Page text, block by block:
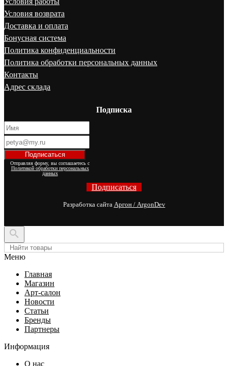
Условия возврата
Доставка и оплата
Бонусная система
Политика конфиденциальности
Политика обработки персональных данных
Контакты
Адрес склада
Подписка
Отправляя форму, вы соглашаетесь с
Политикой обработки персональных
данных
Подписаться
Разработка сайта Аргон / ArgonDev

Меню
Главная
Магазин
Арт-салон
Новости
Статьи
Бренды
Партнеры
Информация
О нас